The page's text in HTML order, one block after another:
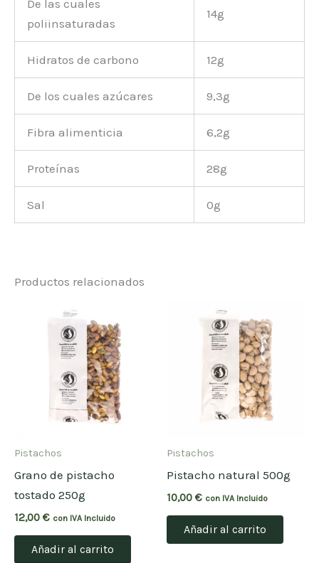
De las cuales
poliinsaturadas
14g
Hidratos de carbono 12g
De los cuales azúcares 9,3g
Fibra alimenticia 6,2g
Proteínas 28g
Sal 0g
Productos relacionados
Pistachos
Grano de pistacho
tostado 250g
12,00 € con IVA Incluido
Añadir al carrito
Pistachos
Pistacho natural 500g
10,00 € con IVA Incluido
Añadir al carrito